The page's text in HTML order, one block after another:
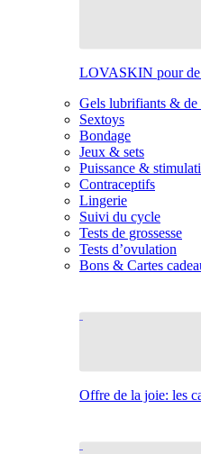
LOVASKIN pour de
Gels lubrifiants & de
Sextoys
Bondage
Jeux & sets
Puissance &
Contraceptifs
Lingerie
Suivi du cycle
Tests de grossesse
Tests d’ovulation
Bons & Cartes
Offre de la joie: les